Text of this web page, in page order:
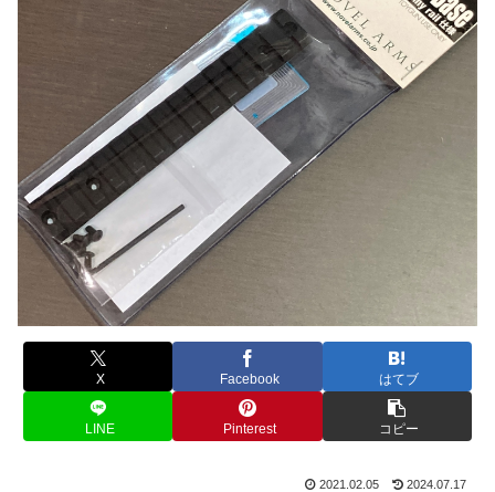
X Facebook はてブ
LINE Pinterest コピー
2021.02.05 2024.07.17